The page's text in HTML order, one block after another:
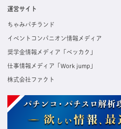
運営サイト
ちゃみパチランド
イベントコンパニオン情報メディア
奨学金情報メディア「ベッカク」
仕事情報メディア「Work jump」
株式会社ファクト